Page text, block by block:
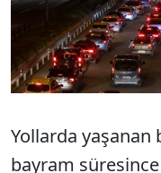
Yollarda yaşanan
bayram